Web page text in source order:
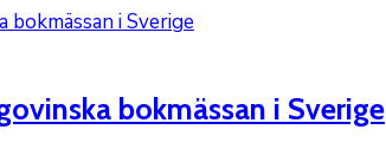
bokmässan i Sverige